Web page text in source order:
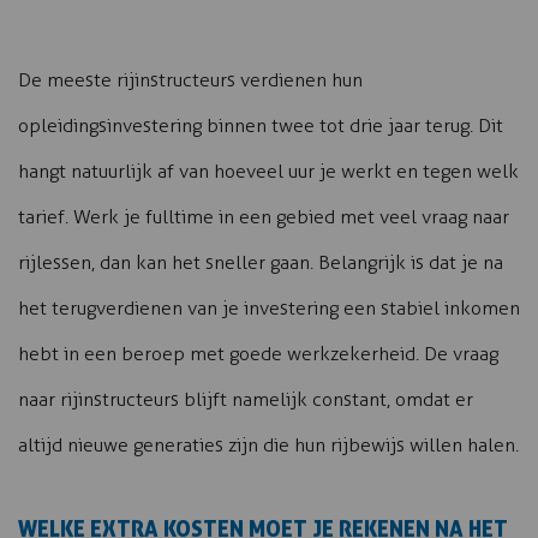
De meeste rijinstructeurs verdienen hun
opleidingsinvestering binnen twee tot drie jaar terug. Dit
hangt natuurlijk af van hoeveel uur je werkt en tegen welk
tarief. Werk je fulltime in een gebied met veel vraag naar
rijlessen, dan kan het sneller gaan. Belangrijk is dat je na
het terugverdienen van je investering een stabiel inkomen
hebt in een beroep met goede werkzekerheid. De vraag
naar rijinstructeurs blijft namelijk constant, omdat er
altijd nieuwe generaties zijn die hun rijbewijs willen halen.
WELKE EXTRA KOSTEN MOET JE REKENEN NA HET